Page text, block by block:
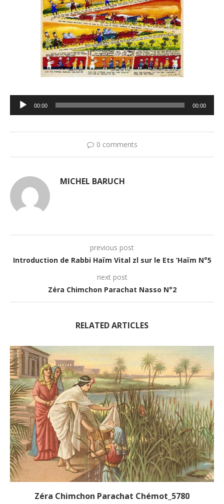
Lecteur
audio
00:00 00:00
0 comments
MICHEL BARUCH
previous post
Introduction de Rabbi Haïm Vital zl sur le Ets ‘Haïm N°5
next post
Zéra Chimchon Parachat Nasso N°2
RELATED ARTICLES
Zéra Chimchon Parachat Chémot_5780